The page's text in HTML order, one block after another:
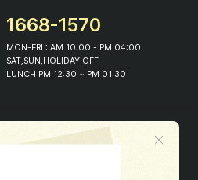
1668-1570
MON-FRI : AM 10:00 - PM 04:00
SAT,SUN,HOLIDAY OFF
LUNCH PM 12:30 ~ PM 01:30